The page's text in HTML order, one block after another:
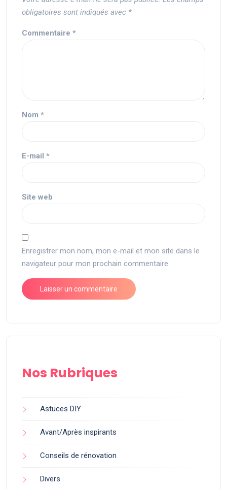
obligatoires sont indiqués avec *
Commentaire *
Nom *
E-mail *
Site web
Enregistrer mon nom, mon e-mail et mon site dans le
navigateur pour mon prochain commentaire.
Nos Rubriques
Astuces DIY
Avant/Après inspirants
Conseils de rénovation
Divers